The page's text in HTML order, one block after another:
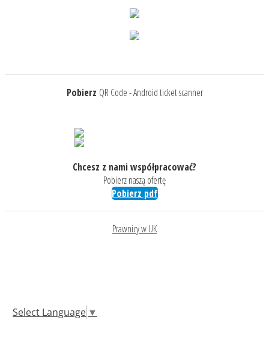
Pobierz QR Code - Android ticket scanner
Chcesz z nami współpracować?
Pobierz naszą ofertę
Pobierz pdf
Prawnicy w UK
Select Language ▼